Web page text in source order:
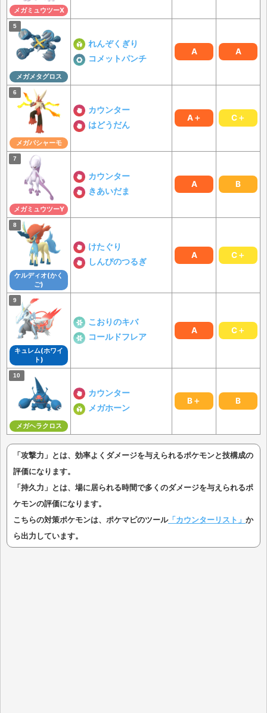
メガミュウツーX
メガメタグロス
れんぞくぎり
コメットパンチ
A A
メガバシャーモ
カウンター
はどうだん
A＋ C＋
メガミュウツーY
カウンター
きあいだま
A B
ケルディオ(かく
ご)
けたぐり
しんぴのつるぎ
A C＋
キュレム(ホワイ
ト)
こおりのキバ
コールドフレア
A C＋
メガヘラクロス
カウンター
メガホーン
B＋ B
「攻撃力」とは、効率よくダメージを与えられるポケモンと技構成の
評価になります。
「持久力」とは、場に居られる時間で多くのダメージを与えられるポ
ケモンの評価になります。
こちらの対策ポケモンは、ポケマピのツール「カウンターリスト」 か
ら出力しています。